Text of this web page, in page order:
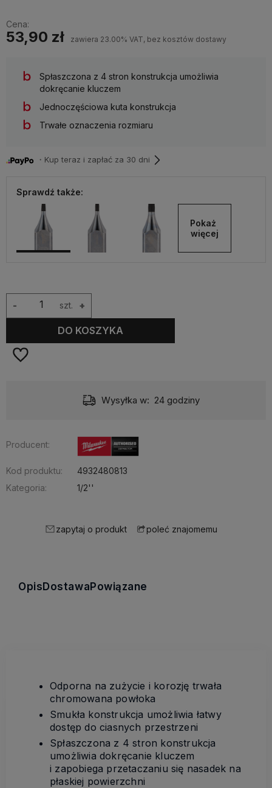
Cena:
53,90 zł zawiera 23.00% VAT, bez kosztów dostawy
Spłaszczona z 4 stron konstrukcja umożliwia
dokręcanie kluczem
Jednoczęściowa kuta konstrukcja
Trwałe oznaczenia rozmiaru
・Kup teraz i zapłać za 30 dni
Sprawdź także:
Pokaż
więcej
szt. +
-
DO KOSZYKA
Wysyłka w: 24 godziny
Producent:
Kod produktu:
4932480813
Kategoria:
1/2''
zapytaj o produkt poleć znajomemu
OpisDostawaPowiązane
Odporna na zużycie i korozję trwała
chromowana powłoka
Smukła konstrukcja umożliwia łatwy
dostęp do ciasnych przestrzeni
Spłaszczona z 4 stron konstrukcja
umożliwia dokręcanie kluczem
i zapobiega przetaczaniu się nasadek na
płaskiej powierzchni